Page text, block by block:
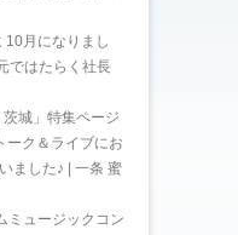
10月になりまし
ではたらく社長
城」特集ページ
ク＆ライブにお
ました♪ | 一条 蜜
ミュージックコン